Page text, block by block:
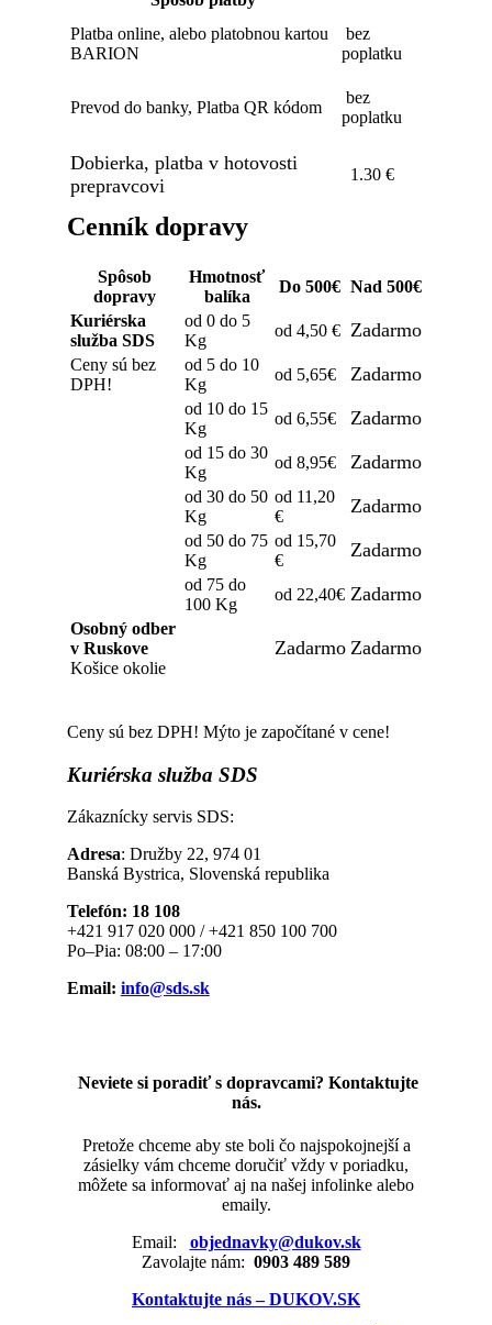
Platba online, alebo platobnou kartou
BARION
bez
poplatku
Prevod do banky, Platba QR kódom
bez
poplatku
Dobierka, platba v hotovosti
prepravcovi
1.30 €
Cenník dopravy
Spôsob
dopravy
Hmotnosť
balíka
Do 500€ Nad 500€
Kuriérska
služba SDS
od 0 do 5
Kg
od 4,50 € Zadarmo
Ceny sú bez
DPH!
od 5 do 10
Kg
od 5,65€ Zadarmo
od 10 do 15
Kg
od 6,55€ Zadarmo
od 15 do 30
Kg
od 8,95€ Zadarmo
od 30 do 50
Kg
od 11,20
€
Zadarmo
od 50 do 75
Kg
od 15,70
€
Zadarmo
od 75 do
100 Kg
od 22,40€ Zadarmo
Osobný odber
v Ruskove
Košice okolie
Zadarmo Zadarmo
Ceny sú bez DPH! Mýto je započítané v cene!
Kuriérska služba SDS
Zákaznícky servis SDS:
Adresa: Družby 22, 974 01
Banská Bystrica, Slovenská republika
Telefón: 18 108
+421 917 020 000 / +421 850 100 700
Po–Pia: 08:00 – 17:00
Email: info@sds.sk
Neviete si poradiť s dopravcami? Kontaktujte
nás.
Pretože chceme aby ste boli čo najspokojnejší a
zásielky vám chceme doručiť vždy v poriadku,
môžete sa informovať aj na našej infolinke alebo
emaily.
Email: objednavky@dukov.sk
Zavolajte nám: 0903 489 589
Kontaktujte nás – DUKOV.SK